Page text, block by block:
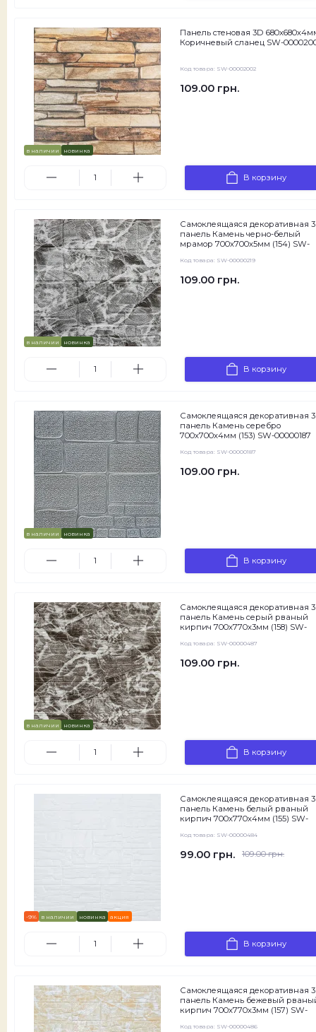
в наличии новинка
Панель стеновая 3D
Коричневый сланец SW-
Код товара: SW-00002002
109.00 грн.
В корзину
в наличии новинка
Самоклеящаяся декоративная
панель Камень черно-белый
мрамор 700х700х5мм (154) SW-
Код товара: SW-00000219
109.00 грн.
В корзину
в наличии новинка
Самоклеящаяся декоративная
панель Камень серебро
700х700х4мм (153) SW-00000187
Код товара: SW-00000187
109.00 грн.
В корзину
в наличии новинка
Самоклеящаяся декоративная
панель Камень серый рваный
кирпич 700х770х3мм (158) SW-
Код товара: SW-00000487
109.00 грн.
В корзину
-9% в наличии новинка акция
Самоклеящаяся декоративная
панель Камень белый рваный
кирпич 700х770х4мм (155) SW-
Код товара: SW-00000484
109.00 грн.
99.00 грн.
В корзину
Самоклеящаяся декоративная
панель Камень бежевый
кирпич 700х770х3мм (157) SW-
Код товара: SW-00000486